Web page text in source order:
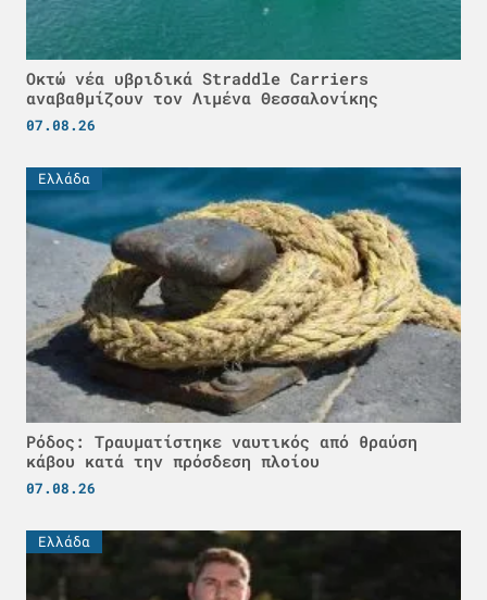
Οκτώ νέα υβριδικά Straddle Carriers
αναβαθμίζουν τον Λιμένα Θεσσαλονίκης
07.08.26
Ελλάδα
Ρόδος: Τραυματίστηκε ναυτικός από θραύση
κάβου κατά την πρόσδεση πλοίου
07.08.26
Ελλάδα